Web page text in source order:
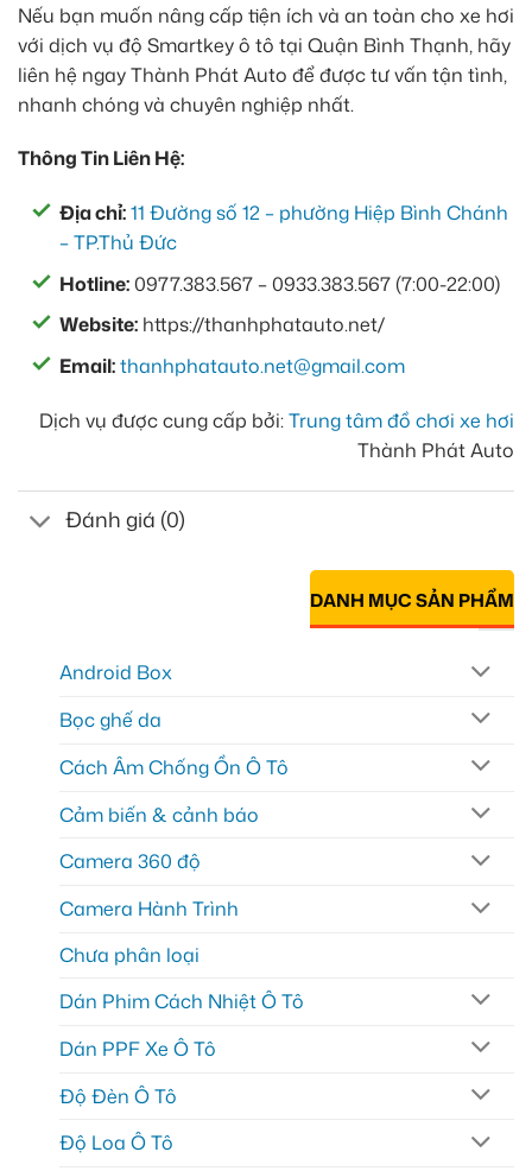
Nếu bạn muốn nâng cấp tiện ích và an toàn cho xe hơi
với dịch vụ độ Smartkey ô tô tại Quận Bình Thạnh, hãy
liên hệ ngay Thành Phát Auto để được tư vấn tận tình,
nhanh chóng và chuyên nghiệp nhất.
Thông Tin Liên Hệ:
Địa chỉ:11 Đường số 12 – phường Hiệp Bình Chánh
– TP.Thủ Đức
Hotline:0977.383.567 – 0933.383.567 (7:00-22:00)
Website: https://thanhphatauto.net/
Email:thanhphatauto.net@gmail.com
Dịch vụ được cung cấp bởi:Trung tâm đồ chơi xe hơi
Thành Phát Auto
Đánh giá (0)
DANH MỤC SẢN PHẨM
Android Box
Bọc ghế da
Cách Âm Chống Ồn Ô Tô
Cảm biến & cảnh báo
Camera 360 độ
Camera Hành Trình
Chưa phân loại
Dán Phim Cách Nhiệt Ô Tô
Dán PPF Xe Ô Tô
Độ Đèn Ô Tô
Độ Loa Ô Tô